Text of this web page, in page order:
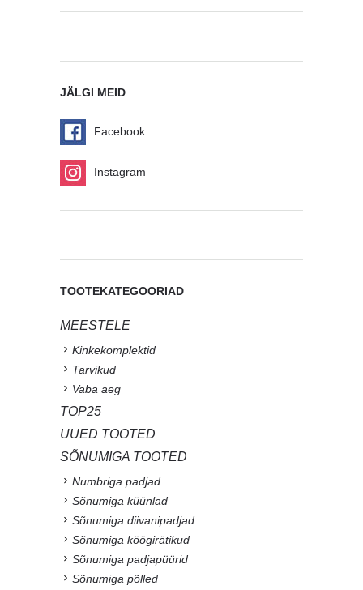
JÄLGI MEID
Facebook
Instagram
TOOTEKATEGOORIAD
MEESTELE
Kinkekomplektid
Tarvikud
Vaba aeg
TOP25
UUED TOOTED
SÕNUMIGA TOOTED
Numbriga padjad
Sõnumiga küünlad
Sõnumiga diivanipadjad
Sõnumiga köögirätikud
Sõnumiga padjapüürid
Sõnumiga põlled